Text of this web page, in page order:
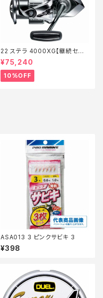
22 ステラ 4000XG【継続セー
ル_リール】【10】
¥75,240
10%OFF
ASA013 3 ピンクサビキ 3
¥398